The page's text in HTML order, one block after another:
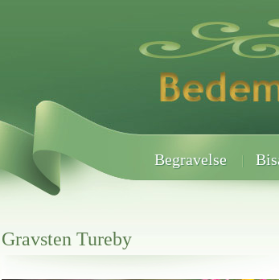
Begravelse
Gravsten Tureby